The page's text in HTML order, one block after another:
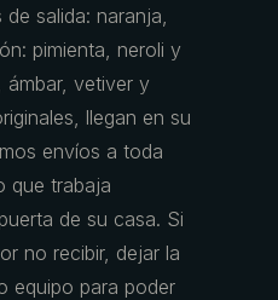
salida: naranja,
pimienta, neroli y
ámbar, vetiver y
llegan en su
envíos a toda
que trabaja
de su casa. Si
no recibir, dejar la
equipo para poder